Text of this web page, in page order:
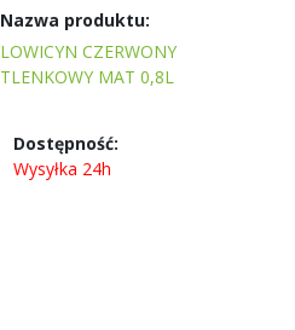
LOWICYN CZERWONY
TLENKOWY MAT 0,8L
Wysyłka 24h